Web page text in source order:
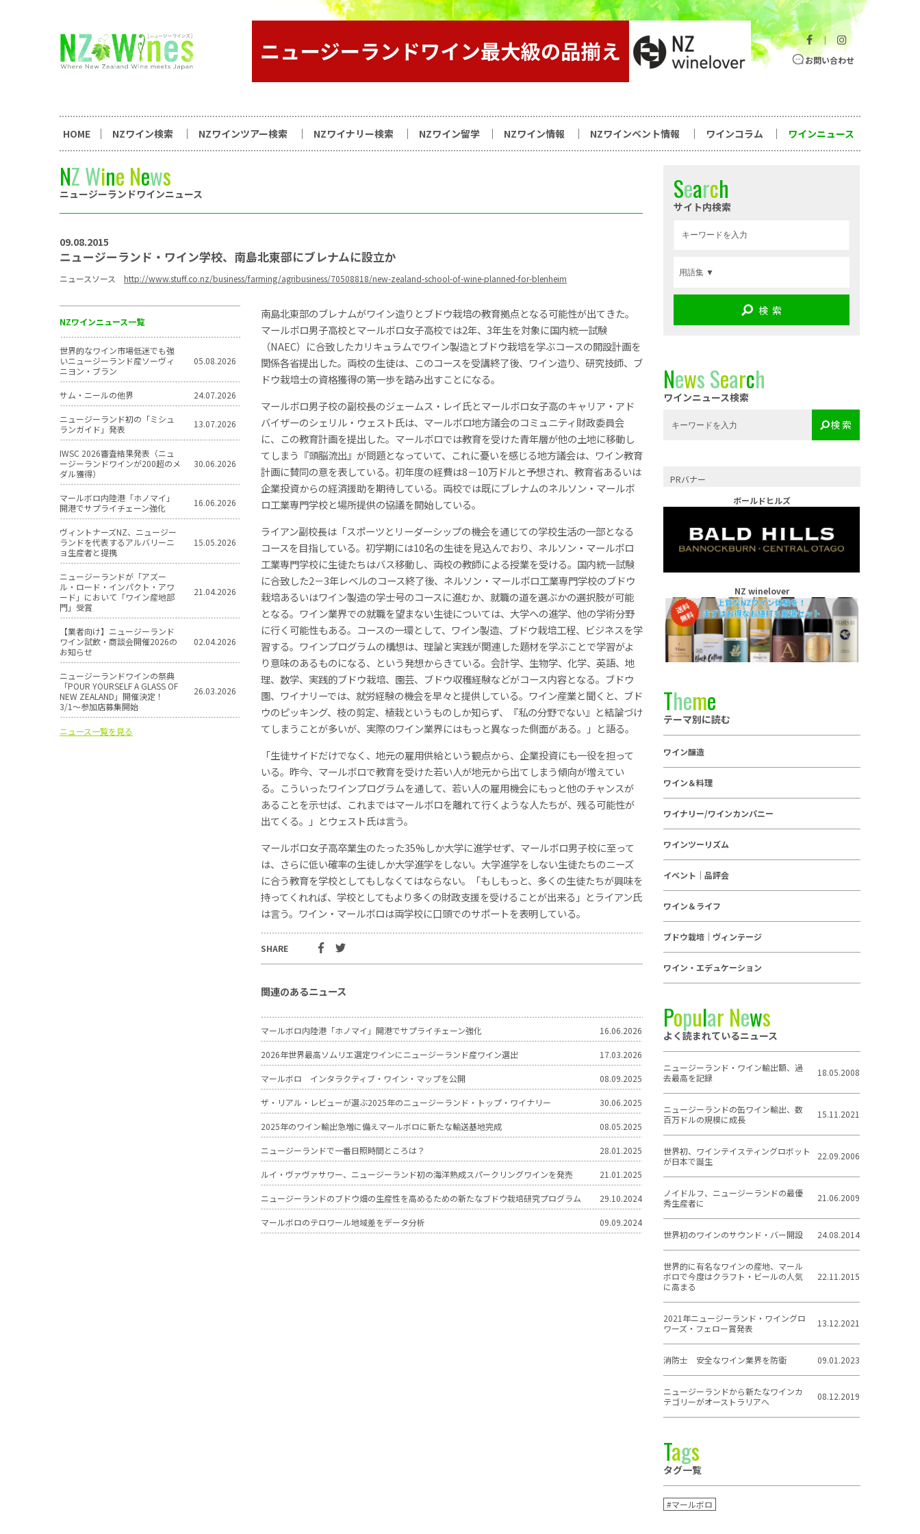
ニュージーランドワイン総合サイト
｜
お問い合わせ
HOME NZワイン検索 NZワインツアー検索 NZワイナリー検索 NZワイン留学 NZワイン情報 NZワインベント情報 ワインコラム ワインニュース
NZWine News
ニュージーランドワインニュース
09.08.2015
ニュージーランド・ワイン学校、南島北東部にブレナムに設立か
ニュースソース http://www.stuff.co.nz/business/farming/agribusiness/70508818/new-zealand-school-of-wine-planned-for-blenheim
NZワインニュース一覧
世界的なワイン市場低迷でも強
いニュージーランド産ソーヴィ
ニヨン・ブラン
05.08.2026
サム・ニールの他界 24.07.2026
ニュージーランド初の「ミシュ
ランガイド」発表
13.07.2026
IWSC 2026審査結果発表（ニュ
ージーランドワインが200超のメ
ダル獲得）
30.06.2026
マールボロ内陸港「ホノマイ」
開港でサプライチェーン強化
16.06.2026
ヴィントナーズNZ、ニュージー
ランドを代表するアルバリーニ
ョ生産者と提携
15.05.2026
ニュージーランドが「アズー
ル・ロード・インパクト・アワ
ード」において「ワイン産地部
門」受賞
21.04.2026
【業者向け】ニュージーランド
ワイン試飲・商談会開催2026の
お知らせ
02.04.2026
ニュージーランドワインの祭典
「POUR YOURSELF A GLASS OF
NEW ZEALAND」開催決定！
3/1〜参加店募集開始
26.03.2026
ニュース一覧を見る
南島北東部のブレナムがワイン造りとブドウ栽培の教育拠点となる可能性が出てきた。
マールボロ男子高校とマールボロ女子高校では2年、3年生を対象に国内統一試験
（NAEC）に合致したカリキュラムでワイン製造とブドウ栽培を学ぶコースの開設計画を
関係各省提出した。両校の生徒は、このコースを受講終了後、ワイン造り、研究技師、ブ
ドウ栽培士の資格獲得の第一歩を踏み出すことになる。
マールボロ男子校の副校長のジェームス・レイ氏とマールボロ女子高のキャリア・アド
バイザーのシェリル・ウェスト氏は、マールボロ地方議会のコミュニティ財政委員会
に、この教育計画を提出した。マールボロでは教育を受けた青年層が他の土地に移動し
てしまう『頭脳流出』が問題となっていて、これに憂いを感じる地方議会は、ワイン教育
計画に賛同の意を表している。初年度の経費は8－10万ドルと予想され、教育省あるいは
企業投資からの経済援助を期待している。両校では既にブレナムのネルソン・マールボ
ロ工業専門学校と場所提供の協議を開始している。
ライアン副校長は「スポーツとリーダーシップの機会を通じての学校生活の一部となる
コースを目指している。初学期には10名の生徒を見込んでおり、ネルソン・マールボロ
工業専門学校に生徒たちはバス移動し、両校の教師による授業を受ける。国内統一試験
に合致した2－3年レベルのコース終了後、ネルソン・マールボロ工業専門学校のブドウ
栽培あるいはワイン製造の学士号のコースに進むか、就職の道を選ぶかの選択肢が可能
となる。ワイン業界での就職を望まない生徒については、大学への進学、他の学術分野
に行く可能性もある。コースの一環として、ワイン製造、ブドウ栽培工程、ビジネスを学
習する。ワインプログラムの構想は、理論と実践が関連した題材を学ぶことで学習がよ
り意味のあるものになる、という発想からきている。会計学、生物学、化学、英語、地
理、数学、実践的ブドウ栽培、園芸、ブドウ収穫経験などがコース内容となる。ブドウ
園、ワイナリーでは、就労経験の機会を早々と提供している。ワイン産業と聞くと、ブド
ウのピッキング、枝の剪定、植栽というものしか知らず、『私の分野でない』と結論づけ
てしまうことが多いが、実際のワイン業界にはもっと異なった側面がある。」と語る。
「生徒サイドだけでなく、地元の雇用供給という観点から、企業投資にも一役を担って
いる。昨今、マールボロで教育を受けた若い人が地元から出てしまう傾向が増えてい
る。こういったワインプログラムを通して、若い人の雇用機会にもっと他のチャンスが
あることを示せば、これまではマールボロを離れて行くような人たちが、残る可能性が
出てくる。」とウェスト氏は言う。
マールボロ女子高卒業生のたった35%しか大学に進学せず、マールボロ男子校に至って
は、さらに低い確率の生徒しか大学進学をしない。大学進学をしない生徒たちのニーズ
に合う教育を学校としてもしなくてはならない。「もしもっと、多くの生徒たちが興味を
持ってくれれば、学校としてもより多くの財政支援を受けることが出来る」とライアン氏
は言う。ワイン・マールボロは両学校に口頭でのサポートを表明している。
SHARE
関連のあるニュース
マールボロ内陸港「ホノマイ」開港でサプライチェーン強化 16.06.2026
2026年世界最高ソムリエ選定ワインにニュージーランド産ワイン選出 17.03.2026
マールボロ インタラクティブ・ワイン・マップを公開 08.09.2025
ザ・リアル・レビューが選ぶ2025年のニュージーランド・トップ・ワイナリー 30.06.2025
2025年のワイン輸出急増に備えマールボロに新たな輸送基地完成 08.05.2025
ニュージーランドで一番日照時間ところは？ 28.01.2025
ルイ・ヴァヴァサワー、ニュージーランド初の海洋熟成スパークリングワインを発売 21.01.2025
ニュージーランドのブドウ畑の生産性を高めるための新たなブドウ栽培研究プログラム 29.10.2024
マールボロのテロワール地域差をデータ分析 09.09.2024
Search
サイト内検索
検 索
NewsSearch
ワインニュース検索
検 索
PRバナー
ボールドヒルズ
NZ winelover
Theme
テーマ別に読む
ワイン醸造
ワイン＆料理
ワイナリー/ワインカンパニー
ワインツーリズム
イベント｜品評会
ワイン＆ライフ
ブドウ栽培｜ヴィンテージ
ワイン・エデュケーション
Popular News
よく読まれているニュース
ニュージーランド・ワイン輸出額、過
去最高を記録
18.05.2008
ニュージーランドの缶ワイン輸出、数
百万ドルの規模に成長
15.11.2021
世界初、ワインテイスティングロボット
が日本で誕生
22.09.2006
ノイドルフ、ニュージーランドの最優
秀生産者に
21.06.2009
世界初のワインのサウンド・バー開設 24.08.2014
世界的に有名なワインの産地、マール
ボロで今度はクラフト・ビールの人気
に高まる
22.11.2015
2021年ニュージーランド・ワイングロ
ワーズ・フェロー賞発表
13.12.2021
消防士 安全なワイン業界を防衛 09.01.2023
ニュージーランドから新たなワインカ
テゴリーがオーストラリアへ
08.12.2019
Tags
タグ一覧
#マールボロ